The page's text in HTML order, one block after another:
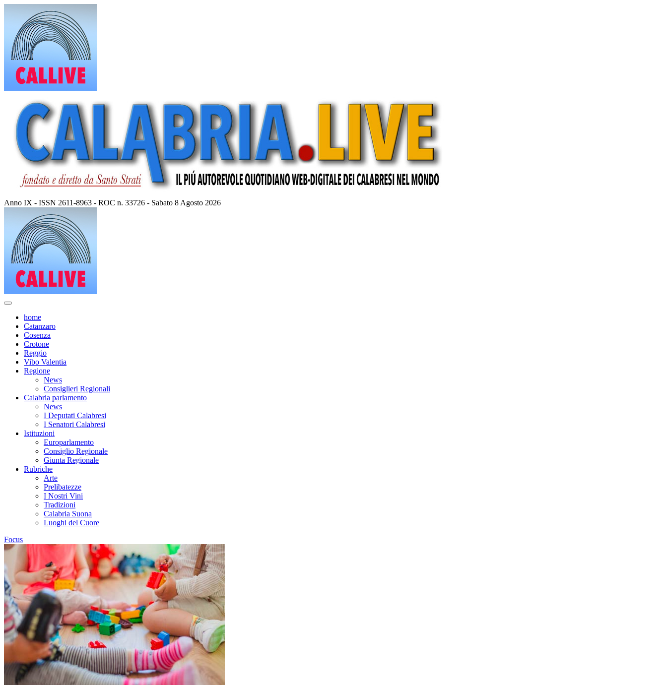
contenuto
Anno IX - ISSN 2611-8963 - ROC n. 33726 - Sabato 8 Agosto 2026
home
Catanzaro
Cosenza
Crotone
Reggio
Vibo Valentia
Regione
News
Consiglieri Regionali
Calabria parlamento
News
I Deputati Calabresi
I Senatori Calabresi
Istituzioni
Europarlamento
Consiglio Regionale
Giunta Regionale
Rubriche
Arte
Prelibatezze
I Nostri Vini
Tradizioni
Calabria Suona
Luoghi del Cuore
Focus